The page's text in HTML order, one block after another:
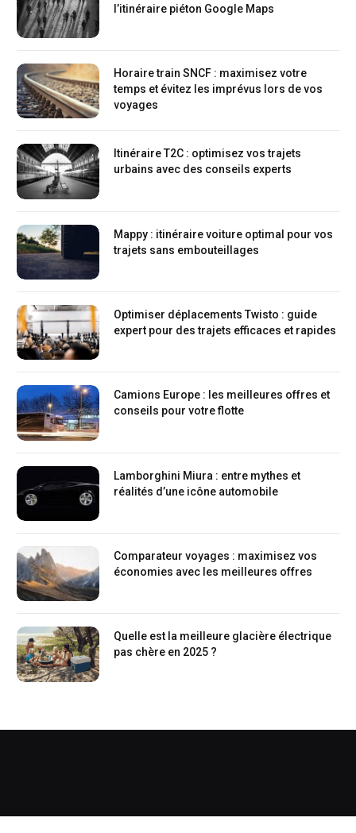
l’itinéraire piéton Google Maps
Horaire train SNCF : maximisez votre
temps et évitez les imprévus lors de vos
voyages
Itinéraire T2C : optimisez vos trajets
urbains avec des conseils experts
Mappy : itinéraire voiture optimal pour vos
trajets sans embouteillages
Optimiser déplacements Twisto : guide
expert pour des trajets efficaces et rapides
Camions Europe : les meilleures offres et
conseils pour votre flotte
Lamborghini Miura : entre mythes et
réalités d’une icône automobile
Comparateur voyages : maximisez vos
économies avec les meilleures offres
Quelle est la meilleure glacière électrique
pas chère en 2025 ?